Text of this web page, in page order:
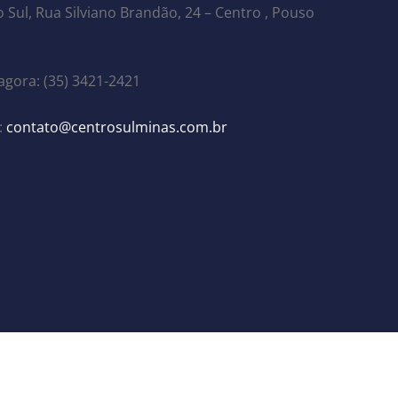
Sul, Rua Silviano Brandão, 24 – Centro , Pouso
(35) 3421-2421
contato@centrosulminas.com.br